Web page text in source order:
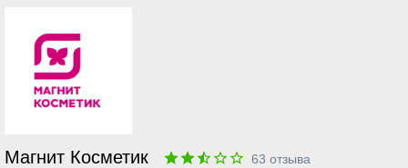
Магнит Косметик 63 отзыва